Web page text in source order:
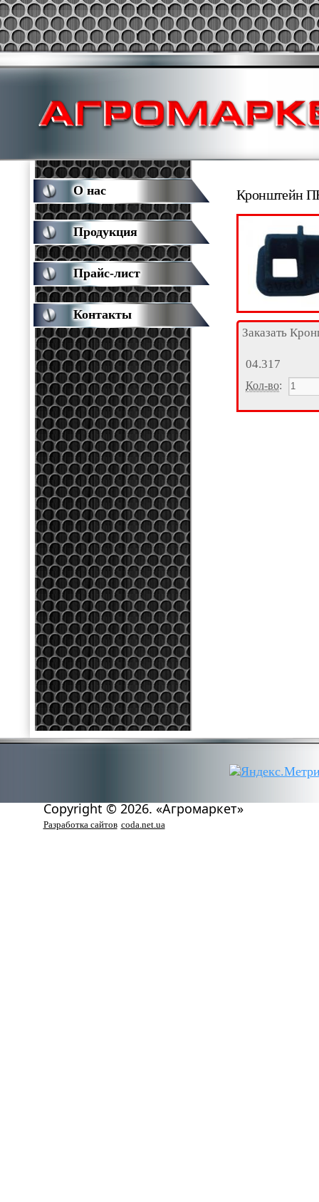
Кронштейн
Заказать
04.317
Кол-во:
О нас
Продукция
Прайс-лист
Контакты
Copyright © 2026. «Агромаркет»
Разработка сайтов coda.net.ua